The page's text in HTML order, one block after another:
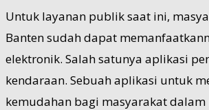
Untuk layanan publik saat ini,
Banten sudah dapat
elektronik. Salah satunya aplikasi
kendaraan. Sebuah aplikasi untuk
kemudahan bagi masyarakat